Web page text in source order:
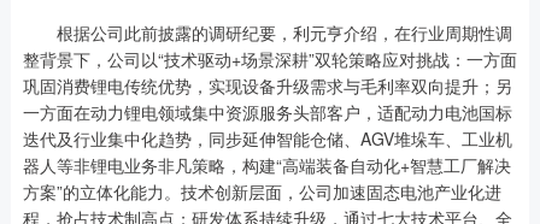
根据公司此前披露的调研纪要，利元亨介绍，在行业周期性调
整背景下，公司以“技术驱动+场景深耕”双轮策略应对挑战：一方面
巩固消费锂电传统优势，实现设备升级需求与毛利率双向提升；另
一方面在动力锂电领域集中资源服务头部客户，适配动力电池国标
迭代及行业集中化趋势，同步延伸智能仓储、AGV堆垛车、工业机
器人等非锂电业务非凡策略，构建“高端装备自动化+智慧工厂解决
方案”的立体化能力。技术创新层面，公司加速固态电池产业化进
程，抢占技术制高点；研发体系持续升级，通过七大技术平台、全